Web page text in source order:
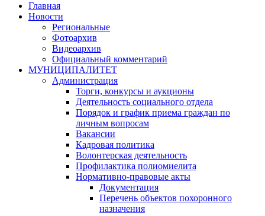
Главная
Новости
Региональные
Фотоархив
Видеоархив
Официальный комментарий
МУНИЦИПАЛИТЕТ
Администрация
Торги, конкурсы и аукционы
Деятельность социального отдела
Порядок и график приема граждан по
личным вопросам
Вакансии
Кадровая политика
Волонтерская деятельность
Профилактика полиомиелита
Нормативно-правовые акты
Документация
Перечень объектов похоронного
назначения